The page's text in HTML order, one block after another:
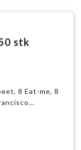
stk
8 Eat-me, 8